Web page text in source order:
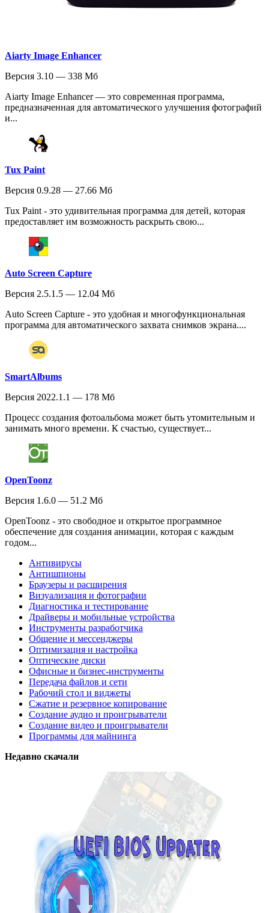
Aiarty Image Enhancer
Версия 3.10 — 338 Мб
Aiarty Image Enhancer — это современная программа,
предназначенная для автоматического улучшения фотографий
и...
Tux Paint
Версия 0.9.28 — 27.66 Мб
Tux Paint - это удивительная программа для детей, которая
предоставляет им возможность раскрыть свою...
Auto Screen Capture
Версия 2.5.1.5 — 12.04 Мб
Auto Screen Capture - это удобная и многофункциональная
программа для автоматического захвата снимков экрана....
SmartAlbums
Версия 2022.1.1 — 178 Мб
Процесс создания фотоальбома может быть утомительным и
занимать много времени. К счастью, существует...
OpenToonz
Версия 1.6.0 — 51.2 Мб
OpenToonz - это свободное и открытое программное
обеспечение для создания анимации, которая с каждым
годом...
Антивирусы
Антишпионы
Браузеры и расширения
Визуализация и фотографии
Диагностика и тестирование
Драйверы и мобильные устройства
Инструменты разработчика
Общение и мессенджеры
Оптимизация и настройка
Оптические диски
Офисные и бизнес-инструменты
Передача файлов и сети
Рабочий стол и виджеты
Сжатие и резервное копирование
Создание аудио и проигрыватели
Создание видео и проигрыватели
Программы для майнинга
Недавно скачали